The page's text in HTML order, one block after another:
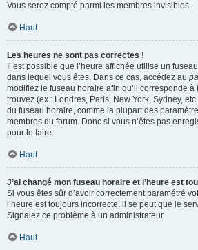
Vous serez compté parmi les membres invisibles.
Haut
Les heures ne sont pas correctes !
Il est possible que l’heure affichée utilise un
dans lequel vous êtes. Dans ce cas, accédez au
modifiez le fuseau horaire afin qu’il corresponde
trouvez (ex : Londres, Paris, New York, Sydney,
du fuseau horaire, comme la plupart des
membres du forum. Donc si vous n’êtes pas
pour le faire.
Haut
J’ai changé mon fuseau horaire et l’heure est
Si vous êtes sûr d’avoir correctement paramétré
l’heure est toujours incorrecte, il se peut que le
Signalez ce problème à un administrateur.
Haut